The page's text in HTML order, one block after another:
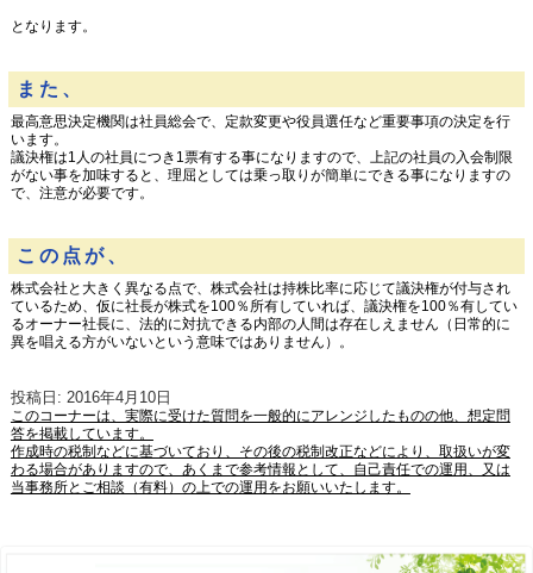
となります。
また、
最高意思決定機関は社員総会で、定款変更や役員選任など重要事項の決定を行
います。
議決権は1人の社員につき1票有する事になりますので、上記の社員の入会制限
がない事を加味すると、理屈としては乗っ取りが簡単にできる事になりますの
で、注意が必要です。
この点が、
株式会社と大きく異なる点で、株式会社は持株比率に応じて議決権が付与され
ているため、仮に社長が株式を100％所有していれば、議決権を100％有してい
るオーナー社長に、法的に対抗できる内部の人間は存在しえません（日常的に
異を唱える方がいないという意味ではありません）。
投稿日: 2016年4月10日
このコーナーは、実際に受けた質問を一般的にアレンジしたものの他、想定問
答を掲載しています。
作成時の税制などに基づいており、その後の税制改正などにより、取扱いが変
わる場合がありますので、あくまで参考情報として、自己責任での運用、又は
当事務所とご相談（有料）の上での運用をお願いいたします。